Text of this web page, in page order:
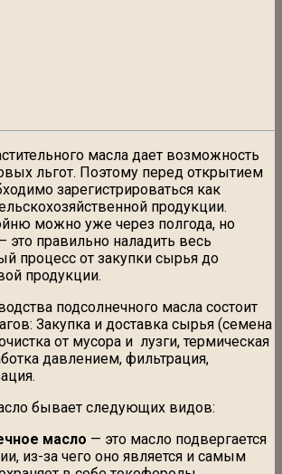
масла дает возможность
льгот. Поэтому перед открытием
зарегистрироваться как
продукции.
можно уже через полгода, но
это правильно наладить весь
процесс от закупки сырья до
продукции.
подсолнечного масла состоит
Закупка и доставка сырья (семена
от мусора и лузги, термическая
давлением, фильтрация,
бывает следующих видов:
масло — это масло подвергается
из-за чего оно является и самым